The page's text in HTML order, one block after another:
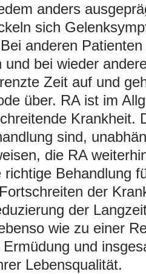
anders
sich
anderen
und bei wieder
Zeit auf und
über. RA ist im
Krankheit.
sind,
die RA
richtige Behandlung
der
der
wie zu einer
und
Lebensqualität.